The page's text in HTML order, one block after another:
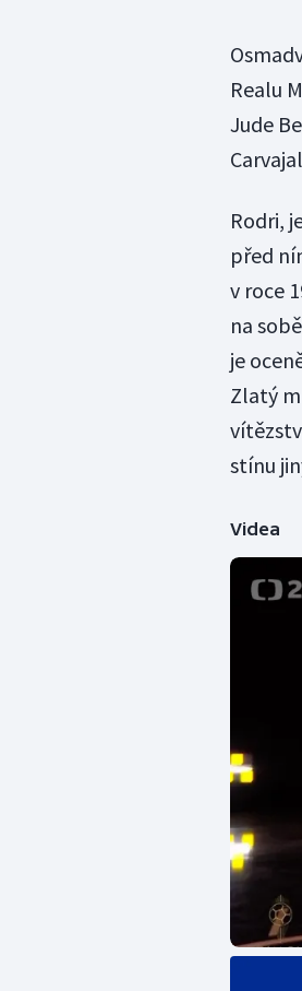
Realu
Jude
Rodri,
před
v roce
na
je
Zlatý
stínu
Videa